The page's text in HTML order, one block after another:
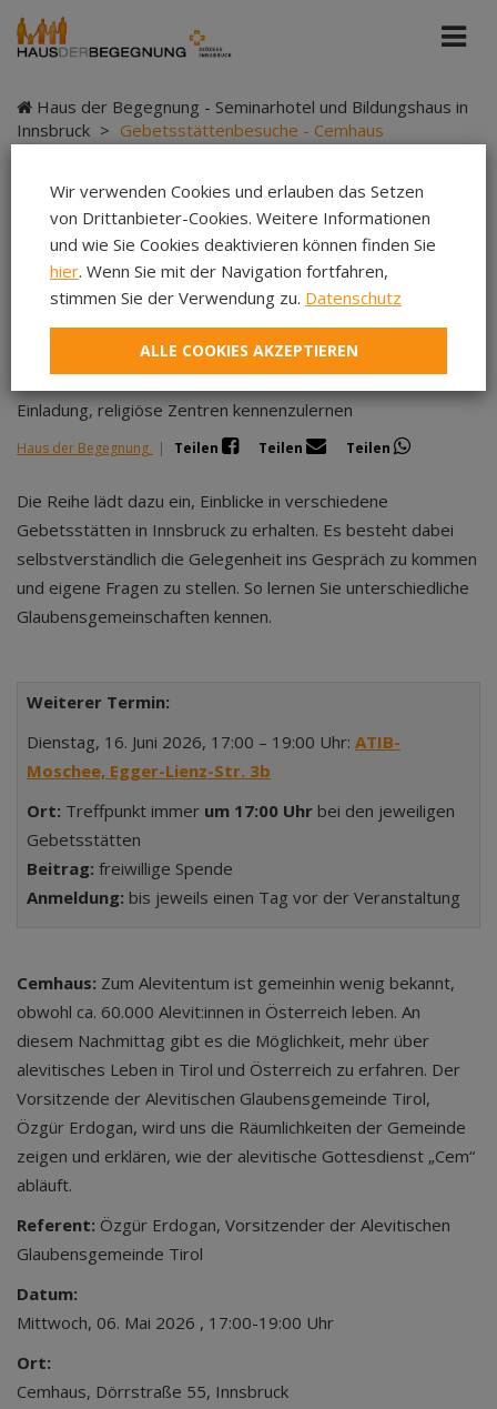
Haus der Begegnung - Seminarhotel und Bildungshaus in
Innsbruck > Gebetsstättenbesuche - Cemhaus
Gebetsstättenbesuche
- Cemhaus
Einladung, religiöse Zentren kennenzulernen
Haus der Begegnung | Teilen Teilen Teilen
Die Reihe lädt dazu ein, Einblicke in verschiedene
Gebetsstätten in Innsbruck zu erhalten. Es besteht dabei
selbstverständlich die Gelegenheit ins Gespräch zu kommen
und eigene Fragen zu stellen. So lernen Sie unterschiedliche
Glaubensgemeinschaften kennen.
Weiterer Termin:
Dienstag, 16. Juni 2026, 17:00 – 19:00 Uhr: ATIB-
Moschee, Egger-Lienz-Str. 3b
Ort: Treffpunkt immer um 17:00 Uhr bei den jeweiligen
Gebetsstätten
Beitrag: freiwillige Spende
Anmeldung: bis jeweils einen Tag vor der Veranstaltung
Cemhaus: Zum Alevitentum ist gemeinhin wenig bekannt,
obwohl ca. 60.000 Alevit:innen in Österreich leben. An
diesem Nachmittag gibt es die Möglichkeit, mehr über
alevitisches Leben in Tirol und Österreich zu erfahren. Der
Vorsitzende der Alevitischen Glaubensgemeinde Tirol,
Özgür Erdogan, wird uns die Räumlichkeiten der Gemeinde
zeigen und erklären, wie der alevitische Gottesdienst „Cem“
abläuft.
Referent: Özgür Erdogan, Vorsitzender der Alevitischen
Glaubensgemeinde Tirol
Datum:
Mittwoch, 06. Mai 2026 , 17:00-19:00 Uhr
Ort:
Cemhaus, Dörrstraße 55, Innsbruck
Wir verwenden Cookies und erlauben das Setzen
von Drittanbieter-Cookies. Weitere Informationen
und wie Sie Cookies deaktivieren können finden Sie
hier. Wenn Sie mit der Navigation fortfahren,
stimmen Sie der Verwendung zu. Datenschutz
ALLE COOKIES AKZEPTIEREN